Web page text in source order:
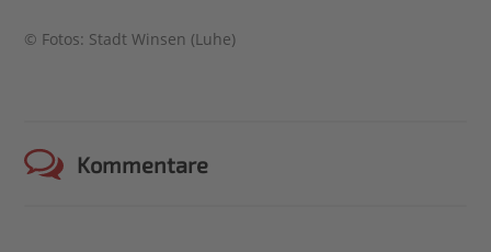
© Fotos: Stadt Winsen (Luhe)
Kommentare